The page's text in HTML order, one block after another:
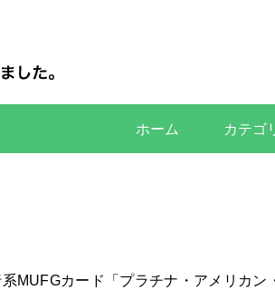
ホーム カテゴ
MUFGカード「プラチナ・アメリカン